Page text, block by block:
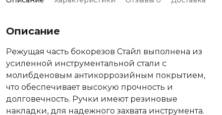
Описание
Режущая часть бокорезов Стайл выполнена из
усиленной инструментальной стали с
молибденовым антикоррозийным покрытием,
что обеспечивает высокую прочность и
долговечность. Ручки имеют резиновые
накладки, для надежного захвата инструмента.